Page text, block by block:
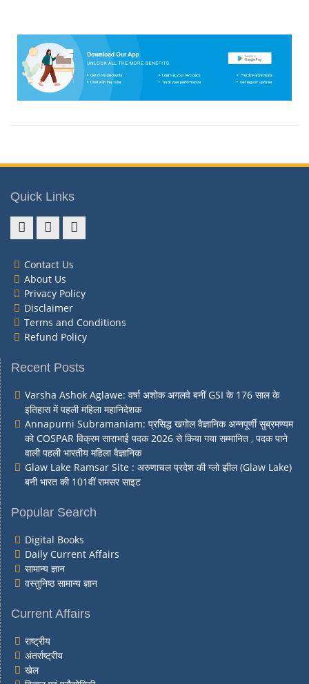
Quick Links
Contact Us
About Us
Privacy Policy
Disclaimer
Terms and Conditions
Refund Policy
Recent Posts
Varsha Ashok Aglawe: वर्षा अशोक अगलवे बनीं GSI के 176 साल के
इतिहास में पहली महिला महानिदेशक
Annapurni Subramaniam: प्रसिद्ध खगोल वैज्ञानिक अन्नपूर्णी सुब्रमण्यम
को COSPAR विक्रम साराभाई पदक 2026 से किया गया सम्मानित , पदक पाने
वाली पहली भारतीय महिला वैज्ञानिक
Glaw Lake Ramsar Site : अरुणाचल प्रदेश की ग्लो झील (Glaw Lake)
बनी भारत की 101वीं रामसर साइट
Popular Search
Digital Books
Daily Current Affairs
सामान्य ज्ञान
वस्तुनिष्ठ सामान्य ज्ञान
Current Affairs
राष्ट्रीय
अंतर्राष्ट्रीय
खेल